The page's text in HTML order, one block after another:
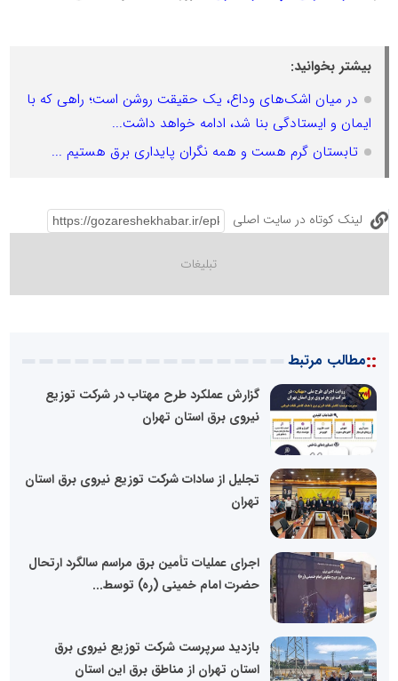
بیشتر بخوانید:
در میان اشک‌های وداع، یک حقیقت روشن است؛ راهی که با
ایمان و ایستادگی بنا شد، ادامه خواهد داشت...
تابستان گرم هست و همه نگران پایداری برق هستیم ...
لینک کوتاه در سایت اصلی
::مطالب مرتبط
گزارش عملکرد طرح مهتاب در شرکت توزیع
نیروی برق استان تهران
تجلیل از سادات شرکت توزیع نیروی برق استان
تهران
اجرای عملیات تأمین برق مراسم سالگرد ارتحال
حضرت امام خمینی (ره) توسط...
بازدید سرپرست شرکت توزیع نیروی برق
استان تهران از مناطق برق این استان